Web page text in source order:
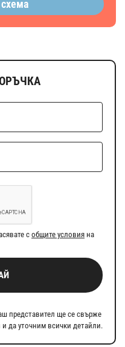
собщите условия на
представител ще се свърже
да уточним всички детайли.